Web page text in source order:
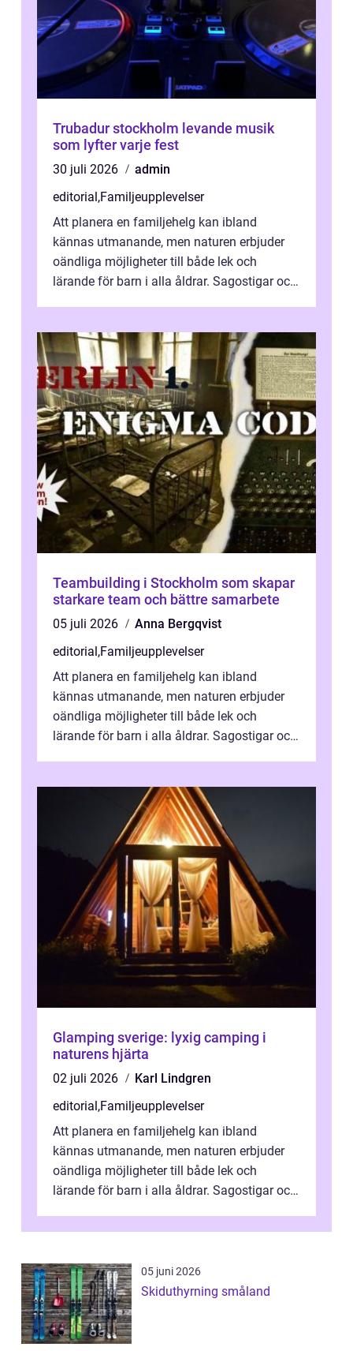
Trubadur stockholm levande musik
som lyfter varje fest
30 juli 2026
admin
editorial ,Familjeupplevelser
Att planera en familjehelg kan ibland
kännas utmanande, men naturen erbjuder
oändliga möjligheter till både lek och
lärande för barn i alla åldrar. Sagostigar och
Teambuilding i Stockholm som skapar
starkare team och bättre samarbete
05 juli 2026
Anna Bergqvist
editorial ,Familjeupplevelser
Att planera en familjehelg kan ibland
kännas utmanande, men naturen erbjuder
oändliga möjligheter till både lek och
lärande för barn i alla åldrar. Sagostigar och
Glamping sverige: lyxig camping i
naturens hjärta
02 juli 2026
Karl Lindgren
editorial ,Familjeupplevelser
Att planera en familjehelg kan ibland
kännas utmanande, men naturen erbjuder
oändliga möjligheter till både lek och
lärande för barn i alla åldrar. Sagostigar och
05 juni 2026
Skiduthyrning småland